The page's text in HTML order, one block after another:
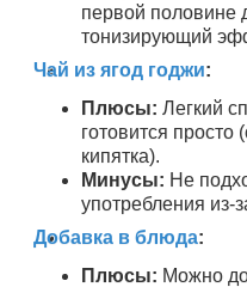
первой половине
тонизирующий
Чай из ягод годжи:
Плюсы: Легкий
готовится просто
кипятка).
Минусы: Не
употребления из-
Добавка в блюда:
Плюсы: Можно